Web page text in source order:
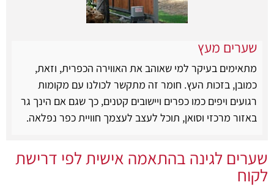
שערים מעץ
מתאימים בעיקר למי שאוהב את האווירה הכפרית, וזאת,
כמובן, בזכות העץ. חומר זה מתקשר לכולנו עם מקומות
רגועים ויפים כמו כפרים ויישובים קטנים, כך שגם אם הינך גר
באזור מרכזי וסואן, תוכל לעצב לעצמך חוויית כפר נפלאה.
שערים לגינה בהתאמה אישית לפי דרישת
לקוח